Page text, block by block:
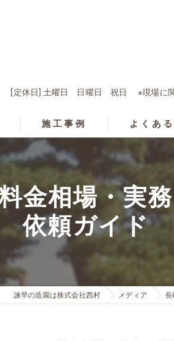
[定休日] 土曜日 日曜日 祝日 ※現場に関
施工事例 よくあ
金相場・実
依頼ガイド
諫早の造園は株式会社西村 メディア 長